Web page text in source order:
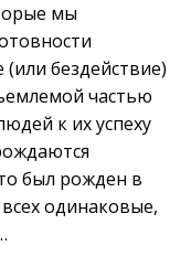
мы
бездействие)
частью
к их успеху
был рожден в
одинаковые,